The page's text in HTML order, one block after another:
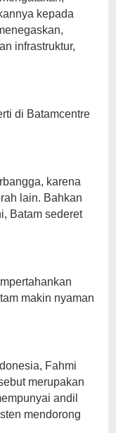
kepada
infrastruktur,
di Batamcentre
karena
lain. Bahkan
Batam sederet
makin nyaman
Fahmi
merupakan
andil
mendorong